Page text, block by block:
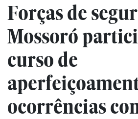
Forças de
Mossoró
curso de
ocorrências